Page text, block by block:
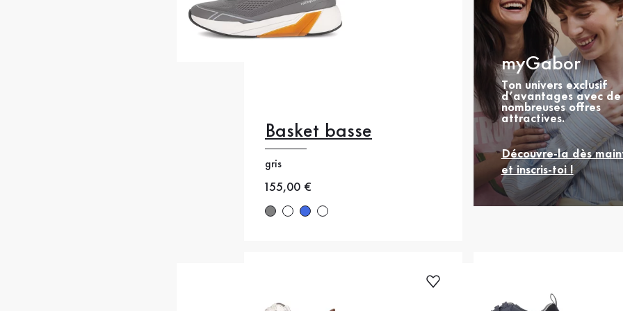
Basket basse
gris
Nouveau prix
155,00 €
40.5 41 42 42.5
44
myGabor
Ton univers exclusif
d’avantages avec de
nombreuses offres
attractives.
Découvre-la dès
et inscris-toi !